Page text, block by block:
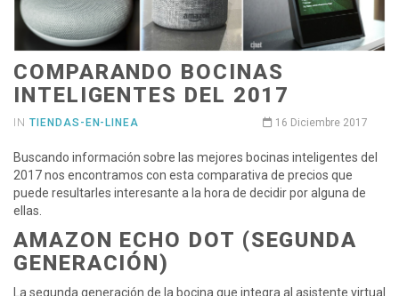
COMPARANDO BOCINAS
INTELIGENTES DEL 2017
IN TIENDAS-EN-LINEA 16 Diciembre 2017
Buscando información sobre las mejores bocinas inteligentes del
2017 nos encontramos con esta comparativa de precios que
puede resultarles interesante a la hora de decidir por alguna de
ellas.
AMAZON ECHO DOT (SEGUNDA
GENERACIÓN)
La segunda generación de la bocina que integra al asistente virtual